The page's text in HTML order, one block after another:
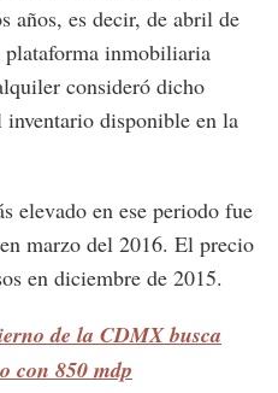
años, es decir, de abril de
plataforma inmobiliaria
consideró dicho
disponible en la
elevado en ese periodo fue
marzo del 2016. El precio
en diciembre de 2015.
de la CDMX busca
con 850 mdp